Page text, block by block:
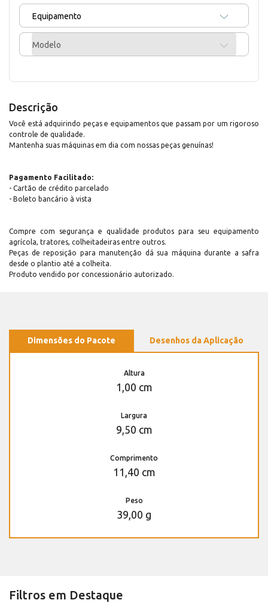
Equipamento
Modelo
Descrição
Você está adquirindo peças e equipamentos que passam por um rigoroso
controle de qualidade.
Mantenha suas máquinas em dia com nossas peças genuínas!
Pagamento Facilitado:
- Cartão de crédito parcelado
- Boleto bancário à vista
Compre com segurança e qualidade produtos para seu equipamento
agrícola, tratores, colheitadeiras entre outros.
Peças de reposição para manutenção dá sua máquina durante a safra
desde o plantio até a colheita.
Produto vendido por concessionário autorizado.
Dimensões do Pacote Desenhos da Aplicação
Altura
1,00 cm
Largura
9,50 cm
Comprimento
11,40 cm
Peso
39,00 g
Filtros em Destaque